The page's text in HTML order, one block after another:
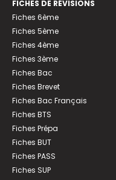
FICHES DE RÉVISIONS
Fiches 6ème
Fiches 5ème
Fiches 4ème
Fiches 3ème
Fiches Bac
Fiches Brevet
Fiches Bac Français
Fiches BTS
Fiches Prépa
Fiches BUT
Fiches PASS
Fiches SUP